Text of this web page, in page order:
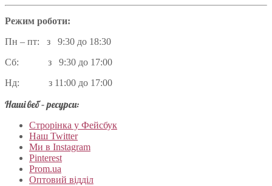
Режим роботи:
Пн – пт: з 9:30 до 18:30
Сб: з 9:30 до 17:00
Нд: з 11:00 до 17:00
Наші веб – ресурси:
Строрінка у Фейсбук
Наш Twitter
Ми в Instagram
Pinterest
Prom.ua
Оптовий відділ